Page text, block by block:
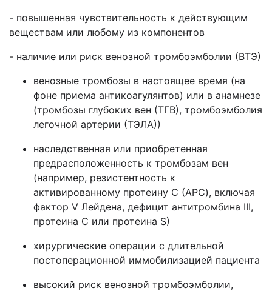
- повышенная чувствительность к действующим
веществам или любому из компонентов
- наличие или риск венозной тромбоэмболии (ВТЭ)
венозные тромбозы в настоящее время (на
фоне приема антикоагулянтов) или в анамнезе
(тромбозы глубоких вен (ТГВ), тромбоэмболия
легочной артерии (ТЭЛА))
наследственная или приобретенная
предрасположенность к тромбозам вен
(например, резистентность к
активированному протеину C (АРС), включая
фактор V Лейдена, дефицит антитромбина III,
протеина C или протеина S)
хирургические операции с длительной
постоперационной иммобилизацией пациента
высокий риск венозной тромбоэмболии,